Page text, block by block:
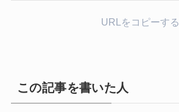
URLをコピーする
この記事を書いた人